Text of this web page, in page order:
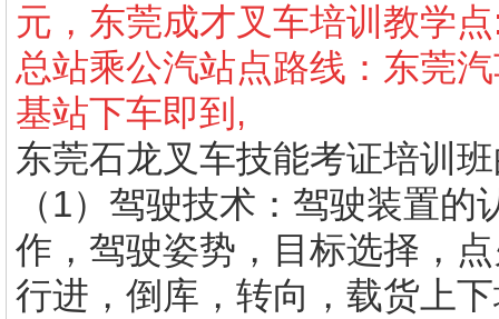
元，东莞成才叉车培训教学
总站乘公汽站点路线：东莞
基站下车即到,
东莞石龙叉车技能考证培训
（1）驾驶技术：驾驶装置
作，驾驶姿势，目标选择，
行进，倒库，转向，载货上